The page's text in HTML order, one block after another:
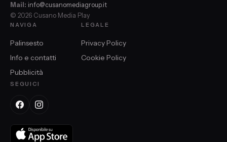
Mail: info@cusanomediagroup.it
© 2026 Cusano Media Play
NAVIGA
Palinsesto
Info e contatti
Pubblicità
LEGALE
Privacy Policy
Cookie Policy
SEGUICI